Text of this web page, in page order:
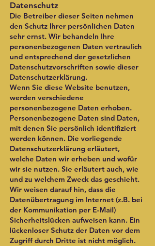
Datenschutz
Die Betreiber dieser Seiten nehmen
den Schutz Ihrer persönlichen Daten
sehr ernst. Wir behandeln Ihre
personenbezogenen Daten vertraulich
und entsprechend der gesetzlichen
Datenschutzvorschriften sowie dieser
Datenschutzerklärung.
Wenn Sie diese Website benutzen,
werden verschiedene
personenbezogene Daten erhoben.
Personenbezogene Daten sind Daten,
mit denen Sie persönlich identifiziert
werden können. Die vorliegende
Datenschutzerklärung erläutert,
welche Daten wir erheben und wofür
wir sie nutzen. Sie erläutert auch, wie
und zu welchem Zweck das geschieht.
Wir weisen darauf hin, dass die
Datenübertragung im Internet (z.B. bei
der Kommunikation per E-Mail)
Sicherheitslücken aufweisen kann. Ein
lückenloser Schutz der Daten vor dem
Zugriff durch Dritte ist nicht möglich.